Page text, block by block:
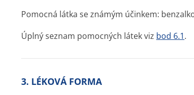
Pomocná látka se známým účinkem:
Úplný seznam pomocných látek viz bod 6.1.
3. LÉKOVÁ FORMA